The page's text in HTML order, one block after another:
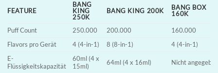
FEATURE
BANG
KING
250K
BANG KING 200K
BANG BOX
160K
Puff Count 250.000 200.000
160.000
Flavors pro Gerät
4 (4-in-1) 8 (8-in-1)
4 (4-in-1)
E-
Flüssigkeitskapazität
60ml (4 x
15ml)
64ml (4 x 16ml) Nicht